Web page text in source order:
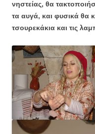
νηστείας, θα
τα αυγά, και φυσικά θα
τσουρεκάκια και τις